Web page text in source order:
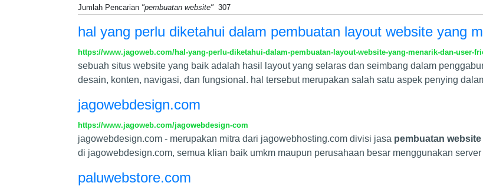
Jumlah Pencarian "pembuatan website" 307
hal yang perlu diketahui dalam pembuatan layout website yang
https://www.jagoweb.com/hal-yang-perlu-diketahui-dalam-pembuatan-layout-website-yang-menarik-dan-user-
sebuah situs website yang baik adalah hasil layout yang selaras dan seimbang dalam
desain, konten, navigasi, dan fungsional. hal tersebut merupakan salah satu aspek penying
jagowebdesign.com
https://www.jagoweb.com/jagowebdesign-com
jagowebdesign.com - merupakan mitra dari jagowebhosting.com divisi jasa pembuatan website
di jagowebdesign.com, semua klian baik umkm maupun perusahaan besar menggunakan
paluwebstore.com